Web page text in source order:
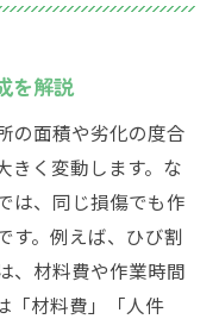
で重視する点
比較の秘訣
差の理由とは
適正の見極め方
き価格トラブル
の特徴
修業者を選ぶ基
を解説
の面積や劣化の度合
きく変動します。な
は、同じ損傷でも作
す。例えば、ひび割
、材料費や作業時間
「材料費」「人件